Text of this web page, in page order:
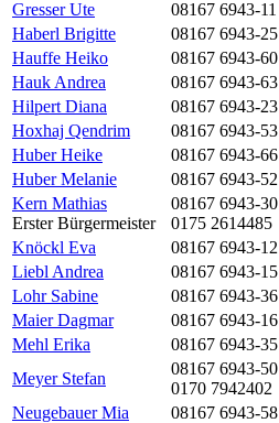
Gresser Ute
08167 6943-11
Haberl Brigitte
08167 6943-25
Hauffe Heiko
08167 6943-60
Hauk Andrea
08167 6943-63
Hilpert Diana
08167 6943-23
Hoxhaj Qendrim
08167 6943-53
Huber Heike
08167 6943-66
Huber Melanie
08167 6943-52
Kern Mathias
Erster Bürgermeister
08167 6943-30
0175 2614485
Knöckl Eva
08167 6943-12
Liebl Andrea
08167 6943-15
Lohr Sabine
08167 6943-36
Maier Dagmar
08167 6943-16
Mehl Erika
08167 6943-35
Meyer Stefan
08167 6943-50
0170 7942402
Neugebauer Mia
08167 6943-58